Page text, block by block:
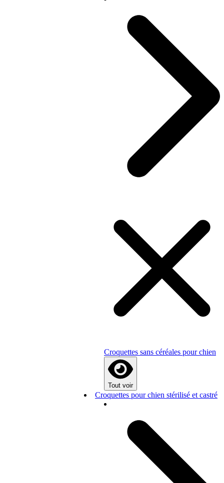
Croquettes sans céréales pour chien
Tout voir
Croquettes pour chien stérilisé et castré